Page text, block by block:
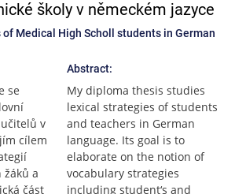
školy v německém jazyce
Medical High Scholl students in German
se
v
cílem
žáků a
část
Abstract:
My diploma thesis studies
lexical strategies of students
and teachers in German
language. Its goal is to
elaborate on the notion of
vocabulary strategies
including student‘s and